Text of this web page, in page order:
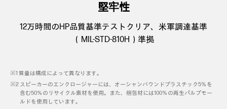
堅牢性
12万時間のHP品質基準テストクリア、米軍調達基準
（MIL-STD-810H）準拠
※1 質量は構成によって異なります。
※2 スピーカーのエンクロージャーには、オーシャンバウンドプラスチック5％を
含む50％のリサイクル素材を使用。また、梱包材には100％の再生パルプモー
ルドを使用しています。